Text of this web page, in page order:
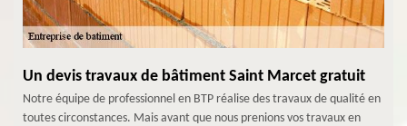
Un devis travaux de bâtiment Saint Marcet gratuit
Notre équipe de professionnel en BTP réalise des travaux de qualité en
toutes circonstances. Mais avant que nous prenions vos travaux en